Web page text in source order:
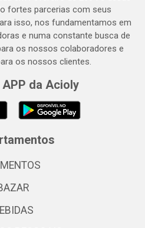
fortes parcerias com seus
isso, nos fundamentamos em
e numa constante busca de
os nossos colaboradores e
os nossos clientes.
da Acioly